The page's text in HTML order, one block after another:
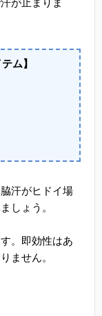
が止まりま
ム】
汗がヒドイ場
しょう。
。即効性はあ
ません。